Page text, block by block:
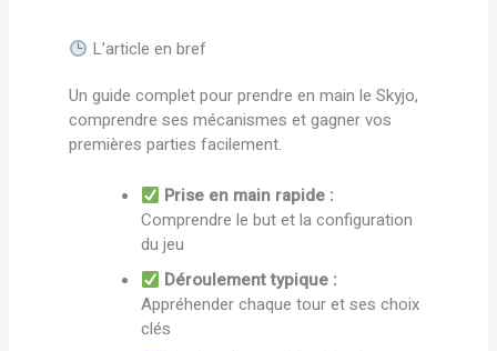
L’article en bref
Un guide complet pour prendre en main le Skyjo,
comprendre ses mécanismes et gagner vos
premières parties facilement.
Prise en main rapide :
Comprendre le but et la configuration
du jeu
Déroulement typique :
Appréhender chaque tour et ses choix
clés